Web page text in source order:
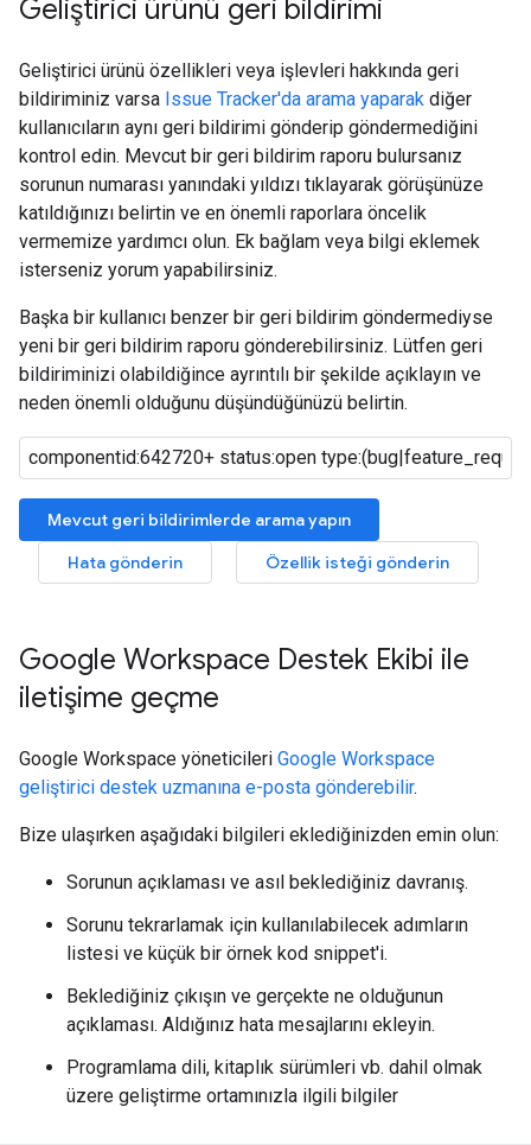
Geliştirici ürünü geri bildirimi
Geliştirici ürünü özellikleri veya işlevleri hakkında geri
bildiriminiz varsa Issue Tracker'da arama yaparak diğer
kullanıcıların aynı geri bildirimi gönderip göndermediğini
kontrol edin. Mevcut bir geri bildirim raporu bulursanız
sorunun numarası yanındaki yıldızı tıklayarak görüşünüze
katıldığınızı belirtin ve en önemli raporlara öncelik
vermemize yardımcı olun. Ek bağlam veya bilgi eklemek
isterseniz yorum yapabilirsiniz.
Başka bir kullanıcı benzer bir geri bildirim göndermediyse
yeni bir geri bildirim raporu gönderebilirsiniz. Lütfen geri
bildiriminizi olabildiğince ayrıntılı bir şekilde açıklayın ve
neden önemli olduğunu düşündüğünüzü belirtin.
Mevcut geri bildirimlerde arama yapın
Hata gönderin
Özellik isteği gönderin
Google Workspace Destek Ekibi ile
iletişime geçme
Google Workspace yöneticileri Google Workspace
geliştirici destek uzmanına e-posta gönderebilir.
Bize ulaşırken aşağıdaki bilgileri eklediğinizden emin olun:
Sorunun açıklaması ve asıl beklediğiniz davranış.
Sorunu tekrarlamak için kullanılabilecek adımların
listesi ve küçük bir örnek kod snippet'i.
Beklediğiniz çıkışın ve gerçekte ne olduğunun
açıklaması. Aldığınız hata mesajlarını ekleyin.
Programlama dili, kitaplık sürümleri vb. dahil olmak
üzere geliştirme ortamınızla ilgili bilgiler